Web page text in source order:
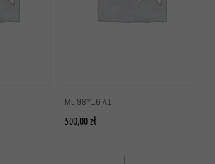
ML 98*16 A1
500,00zł